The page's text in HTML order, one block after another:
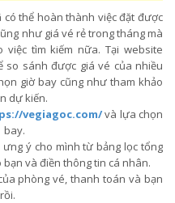
thể hoàn thành việc đặt được
như giá vé rẻ trong tháng mà
tìm kiếm nữa. Tại website
so sánh được giá vé của nhiều
giờ bay cũng như tham khảo
dự kiến.
vegiagoc.com/và lựa chọn
bay.
ý cho mình từ bảng lọc tổng
và điền thông tin cá nhân.
phòng vé, thanh toán và bạn